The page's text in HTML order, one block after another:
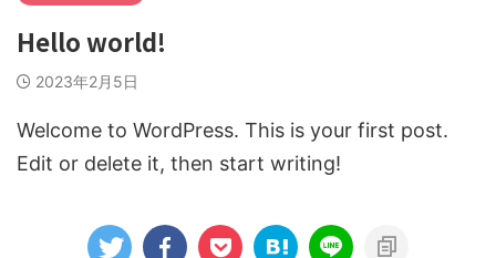
Hello world!
2023年2月5日
Welcome to WordPress. This is your first post.
Edit or delete it, then start writing!